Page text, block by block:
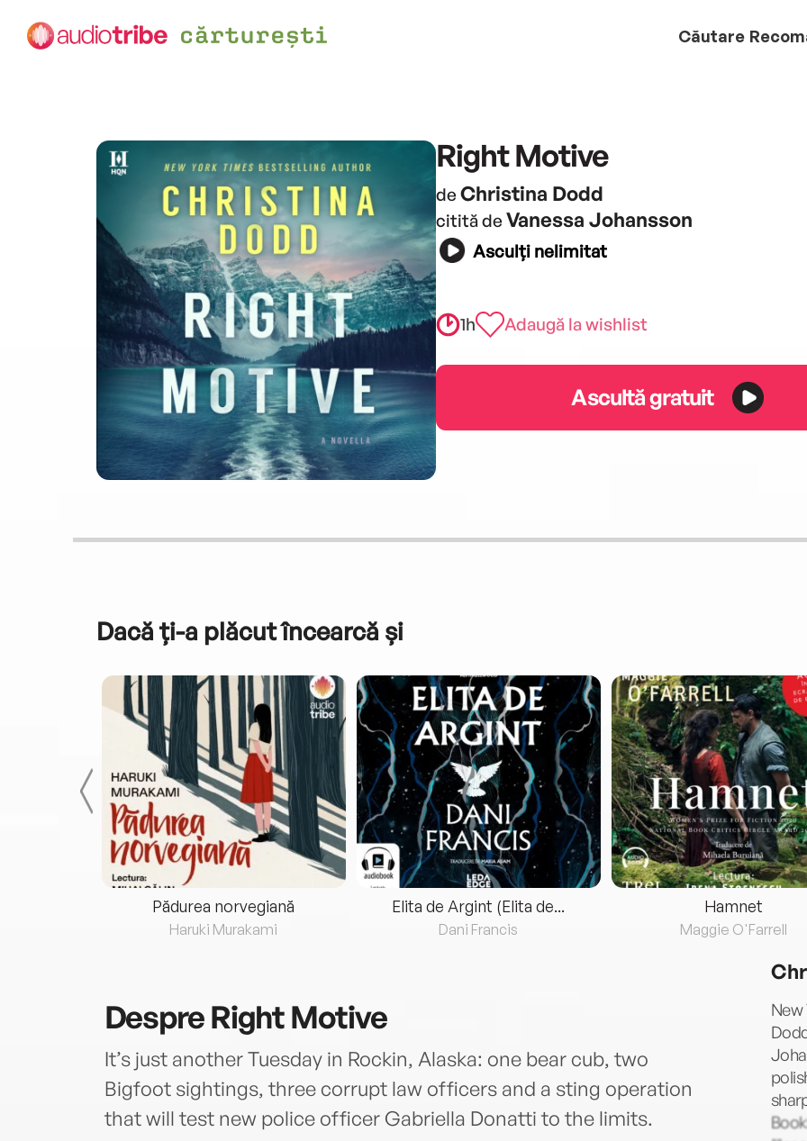
Căutare
Right Motive
de Christina Dodd
citită de Vanessa Johansson
Asculți nelimitat
1h Adaugă la wishlist
Ascultă gratuit
Dacă ți-a plăcut încearcă și
Pădurea norvegiană
Haruki Murakami
Elita de Argint (Elita de...
Dani Francis
Hamnet
Maggie O'Farrell
DespreRight Motive
It’s just another Tuesday in Rockin, Alaska: one bear cub, two
Bigfoot sightings, three corrupt law officers and a sting operation
that will test new police officer Gabriella Donatti to the limits.
New